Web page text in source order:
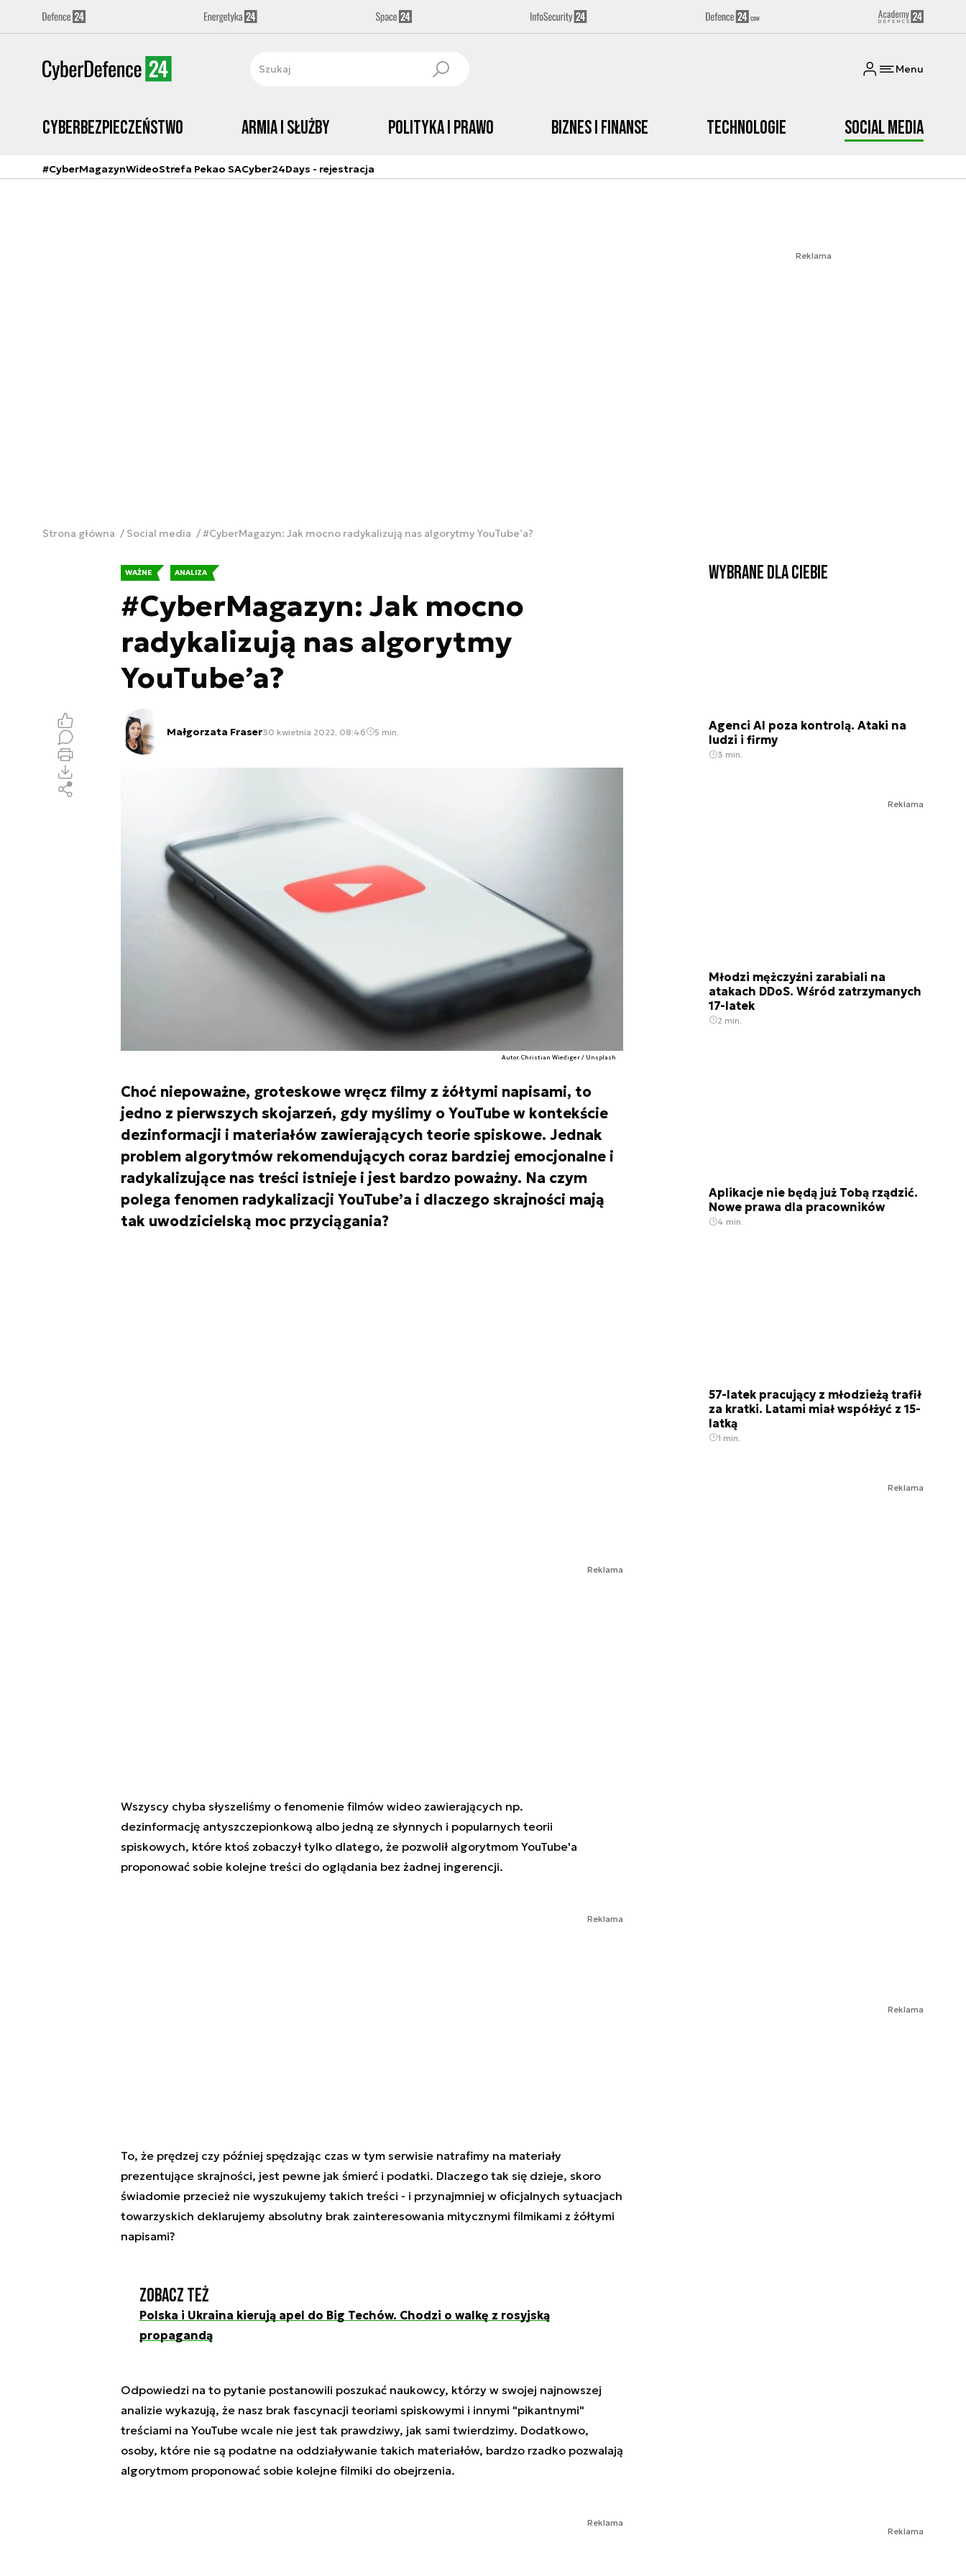
Menu
Cyberbezpieczeństwo Armia i Służby Polityka i prawo Biznes i Finanse Technologie Social media
#CyberMagazynWideoStrefa Pekao SACyber24Days - rejestracja
Reklama
Strona główna Social media #CyberMagazyn: Jak mocno radykalizują nas algorytmy YouTube’a?
WAŻNE ANALIZA
#CyberMagazyn: Jak mocno
radykalizują nas algorytmy
YouTube’a?
Małgorzata Fraser30 kwietnia 2022, 08:46 5 min.
Autor. Christian Wiediger / Unsplash
Choć niepoważne, groteskowe wręcz filmy z żółtymi napisami, to
jedno z pierwszych skojarzeń, gdy myślimy o YouTube w kontekście
dezinformacji i materiałów zawierających teorie spiskowe. Jednak
problem algorytmów rekomendujących coraz bardziej emocjonalne i
radykalizujące nas treści istnieje i jest bardzo poważny. Na czym
polega fenomen radykalizacji YouTube’a i dlaczego skrajności mają
tak uwodzicielską moc przyciągania?
Reklama
Wszyscy chyba słyszeliśmy o fenomenie filmów wideo zawierających np.
dezinformację antyszczepionkową albo jedną ze słynnych i popularnych teorii
spiskowych, które ktoś zobaczył tylko dlatego, że pozwolił algorytmom YouTube'a
proponować sobie kolejne treści do oglądania bez żadnej ingerencji.
Reklama
To, że prędzej czy później spędzając czas w tym serwisie natrafimy na materiały
prezentujące skrajności, jest pewne jak śmierć i podatki. Dlaczego tak się dzieje, skoro
świadomie przecież nie wyszukujemy takich treści - i przynajmniej w oficjalnych sytuacjach
towarzyskich deklarujemy absolutny brak zainteresowania mitycznymi filmikami z żółtymi
napisami?
Zobacz też
Polska i Ukraina kierują apel do Big Techów. Chodzi o walkę z rosyjską
propagandą
Odpowiedzi na to pytanie postanowili poszukać naukowcy, którzy w swojej najnowszej
analizie wykazują, że nasz brak fascynacji teoriami spiskowymi i innymi "pikantnymi"
treściami na YouTube wcale nie jest tak prawdziwy, jak sami twierdzimy. Dodatkowo,
osoby, które nie są podatne na oddziaływanie takich materiałów, bardzo rzadko pozwalają
algorytmom proponować sobie kolejne filmiki do obejrzenia.
Reklama
Wybrane dla Ciebie
Agenci AI poza kontrolą. Ataki na
ludzi i firmy
3 min.
Reklama
Młodzi mężczyźni zarabiali na
atakach DDoS. Wśród zatrzymanych
17-latek
2 min.
Aplikacje nie będą już Tobą rządzić.
Nowe prawa dla pracowników
4 min.
57-latek pracujący z młodzieżą trafił
za kratki. Latami miał współżyć z 15-
latką
1 min.
Reklama
Reklama
Reklama